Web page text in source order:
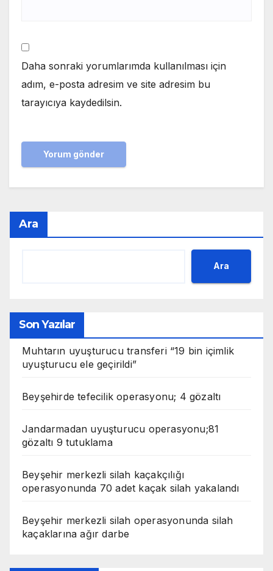
Daha sonraki yorumlarımda kullanılması için
adım, e-posta adresim ve site adresim bu
tarayıcıya kaydedilsin.
Ara
Ara
Son Yazılar
Muhtarın uyuşturucu transferi “19 bin içimlik
uyuşturucu ele geçirildi”
Beyşehirde tefecilik operasyonu; 4 gözaltı
Jandarmadan uyuşturucu operasyonu;81
gözaltı 9 tutuklama
Beyşehir merkezli silah kaçakçılığı
operasyonunda 70 adet kaçak silah yakalandı
Beyşehir merkezli silah operasyonunda silah
kaçaklarına ağır darbe